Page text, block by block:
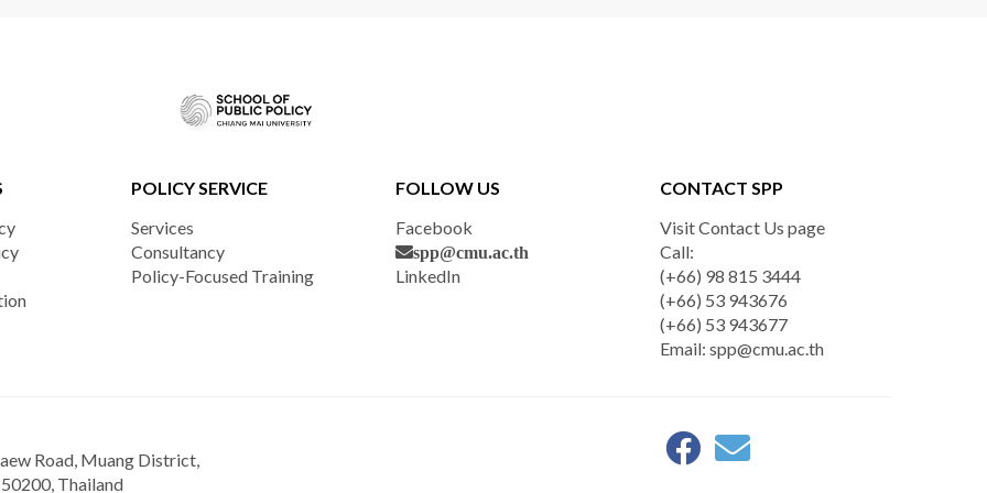
POLICY SERVICE
Services
Consultancy
Policy-Focused Training
FOLLOW US
Facebook
spp@cmu.ac.th
LinkedIn
CONTACT SPP
Visit Contact Us page
Call:
(+66) 98 815 3444
(+66) 53 943676
(+66) 53 943677
Email: spp@cmu.ac.th
Road, Muang District,
Thailand